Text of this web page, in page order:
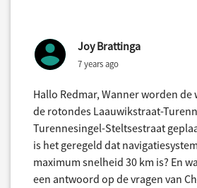
Joy Brattinga
7 years ago
Hallo Redmar, Wanner worden
de rotondes Laauwikstraat-
Turennesingel-Steltsestraat
is het geregeld dat
maximum snelheid 30 km is? En
een antwoord op de vragen van